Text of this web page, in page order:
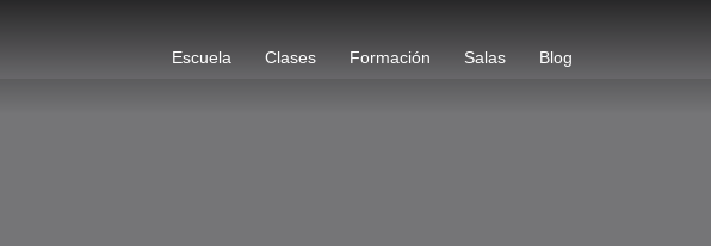
Escuela Clases Formación Salas Blog